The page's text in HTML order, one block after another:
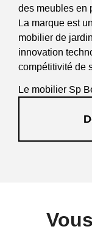
des meubles en
La marque est
mobilier de
innovation
compétitivité de
Le mobilier Sp
professionnels